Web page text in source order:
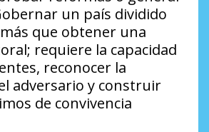
un país dividido
que obtener una
requiere la capacidad
reconocer la
adversario y construir
de convivencia